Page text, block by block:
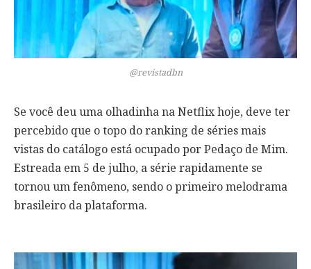
@revistadbn
Se você deu uma olhadinha na Netflix hoje, deve ter
percebido que o topo do ranking de séries mais
vistas do catálogo está ocupado por Pedaço de Mim.
Estreada em 5 de julho, a série rapidamente se
tornou um fenômeno, sendo o primeiro melodrama
brasileiro da plataforma.